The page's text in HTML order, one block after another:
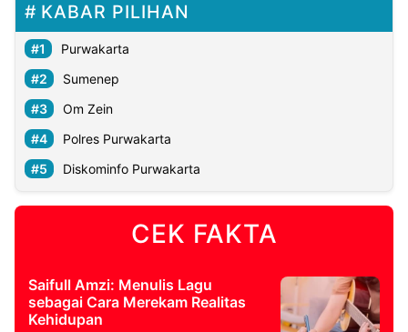
Kabarbaru.co
2026
PT.
Kabarbaru
Media
KABAR PILIHAN
Purwakarta
Sumenep
Om Zein
Polres Purwakarta
Diskominfo Purwakarta
CEK FAKTA
Saifull Amzi: Menulis Lagu
sebagai Cara Merekam Realitas
Kehidupan